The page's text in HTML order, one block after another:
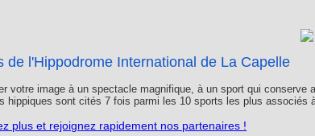
de l'Hippodrome International de La Capelle
votre image à un spectacle magnifique, à un sport qui
hippiques sont cités 7 fois parmi les 10 sports les plus associés
plus et rejoignez rapidement nos partenaires !